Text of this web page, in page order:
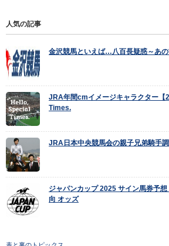
人気の記事
金沢競馬といえば…八百長疑惑～あ
JRA年間cmイメージキャラクター
Times.
JRA日本中央競馬会の親子兄弟騎手調
ジャパンカップ 2025 サイン馬券予
向 オッズ